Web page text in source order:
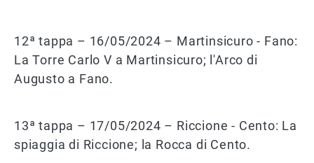
12ª tappa – 16/05/2024 – Martinsicuro - Fano:
La Torre Carlo V a Martinsicuro; l'Arco di
Augusto a Fano.
13ª tappa – 17/05/2024 – Riccione - Cento: La
spiaggia di Riccione; la Rocca di Cento.